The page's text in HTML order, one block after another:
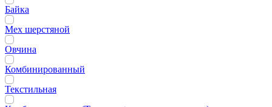
Байка
Мех шерстяной
Овчина
Комбинированный
Текстильная